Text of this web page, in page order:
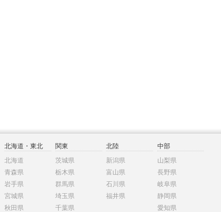
北海道・東北
北海道
青森県
岩手県
宮城県
秋田県
関東
茨城県
栃木県
群馬県
埼玉県
千葉県
北陸
新潟県
富山県
石川県
福井県
中部
山梨県
長野県
岐阜県
静岡県
愛知県